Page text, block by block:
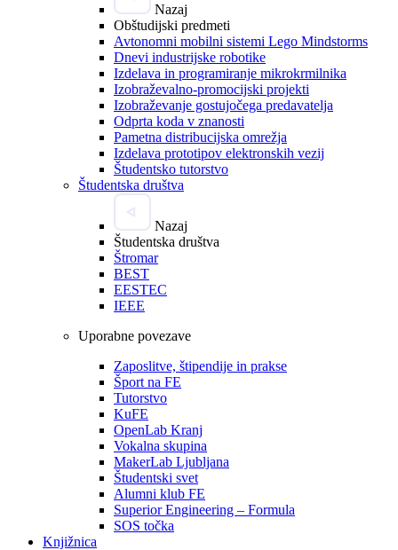
Nazaj
Obštudijski predmeti
Avtonomni mobilni sistemi Lego Mindstorms
Dnevi industrijske robotike
Izdelava in programiranje mikrokrmilnika
Izobraževalno-promocijski projekti
Izobraževanje gostujočega predavatelja
Odprta koda v znanosti
Pametna distribucijska omrežja
Izdelava prototipov elektronskih vezij
Študentsko tutorstvo
Študentska društva
Nazaj
Študentska društva
Štromar
BEST
EESTEC
IEEE
Uporabne povezave
Zaposlitve, štipendije in prakse
Šport na FE
Tutorstvo
KuFE
OpenLab Kranj
Vokalna skupina
MakerLab Ljubljana
Študentski svet
Alumni klub FE
Superior Engineering – Formula
SOS točka
Knjižnica